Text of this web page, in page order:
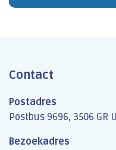
Contact
Postadres
Postbus 9696, 3506 GR
Bezoekadres